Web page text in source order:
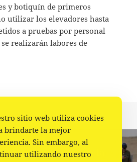
y botiquín de primeros
utilizar los elevadores hasta
a pruebas por personal
realizarán labores de
Autor
La redacción Categorías
Estado,Portada
mil soldados en la
sitio web utiliza cookies
brindarte la mejor
Sin embargo, al
utilizando nuestro